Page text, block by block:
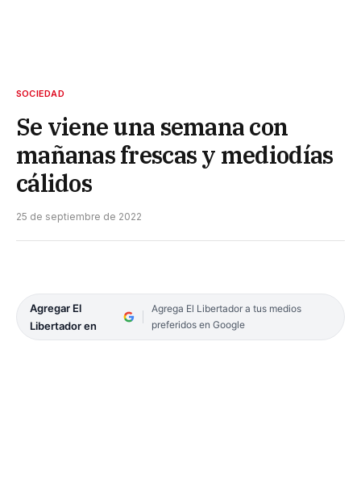
SOCIEDAD
Se viene una semana con
mañanas frescas y mediodías
cálidos
25 de septiembre de 2022
Agregar El
Libertador en
Agrega El Libertador a tus medios
preferidos en Google